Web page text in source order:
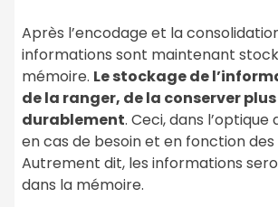
Après l’encodage et la
informations sont maintenant
mémoire. Le stockage de
de la ranger, de la conserver
durablement. Ceci, dans
en cas de besoin et en fonction des
Autrement dit, les informations
dans la mémoire.